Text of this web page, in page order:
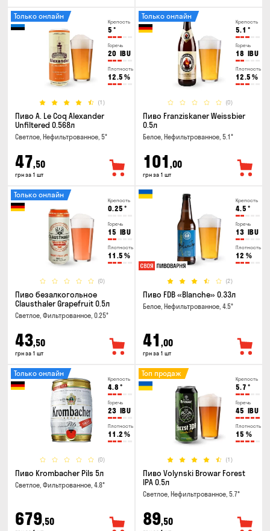
Крепость
5 °
Горечь
20 IBU
Плотность
12.5 %
(1)
Только онлайн
Пиво A. Le Coq Alexander
Unfiltered 0.568л
Светлое, Нефильтрованное, 5°
47,50
грн за 1 шт
Крепость
5.1 °
Горечь
18 IBU
Плотность
12.5 %
(0)
Только онлайн
Пиво Franziskaner Weissbier
0.5л
Белое, Нефильтрованное, 5.1°
101 ,00
грн за 1 шт
Крепость
0.25 °
Горечь
15 IBU
Плотность
11.5 %
(0)
Только онлайн
Пиво безалкогольное
Clausthaler Grapefruit 0.5л
Светлое, Фильтрованное, 0.25°
43,50
грн за 1 шт
Крепость
4.5 °
Горечь
13 IBU
Плотность
12 %
(2)
Пиво FDB «Blanche» 0.33л
Белое, Нефильтрованное, 4.5°
41 ,00
грн за 1 шт
Крепость
4.8 °
Горечь
23 IBU
Плотность
11.2 %
(0)
Только онлайн
Пиво Krombacher Pils 5л
Светлое, Фильтрованное, 4.8°
679,50
Крепость
5.7 °
Горечь
45 IBU
Плотность
15 %
(1)
Топ продаж
Пиво Volynski Browar Forest
IPA 0.5л
Светлое, Нефильтрованное, 5.7°
89,50